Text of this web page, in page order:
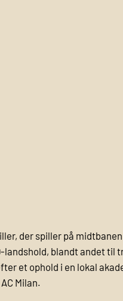
der spiller på
blandt andet til
et ophold i en lokal
Milan.